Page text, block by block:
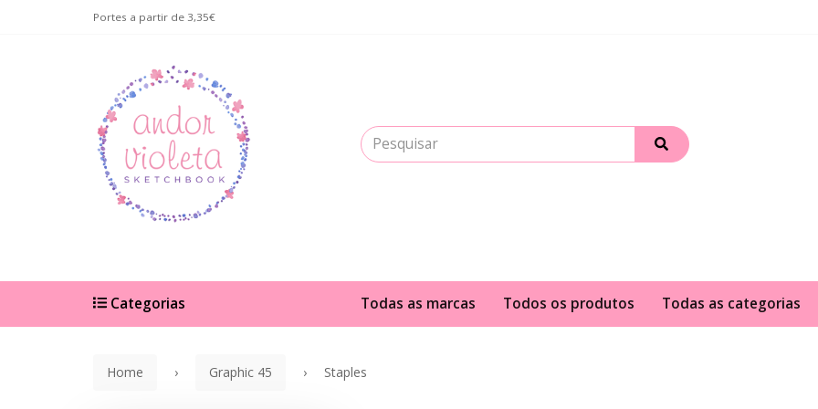
Portes a partir de 3,35€
Todas as marcas Todos os produtos Todas as categorias
Categorias
Home Graphic 45 Staples